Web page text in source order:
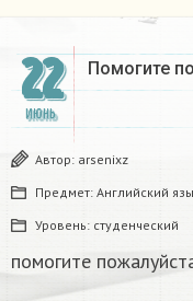
22
ИЮНЬ
Помогите
Автор: arsenixz
Предмет: Английский
Уровень: студенческий
помогите